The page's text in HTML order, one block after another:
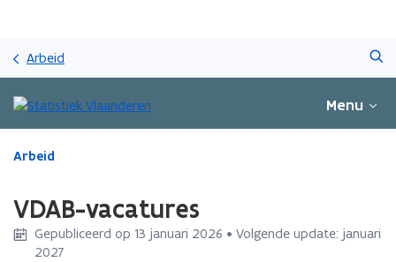
gaan
Arbeid
Menu
Gedaan
bevindt
Arbeid
VDAB-vacatures
Gepubliceerd op 13 januari 2026 • Volgende update: januari
2027